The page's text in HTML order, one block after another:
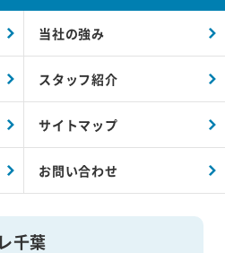
千葉
当社の強み
スタッフ紹介
サイトマップ
お問い合わせ